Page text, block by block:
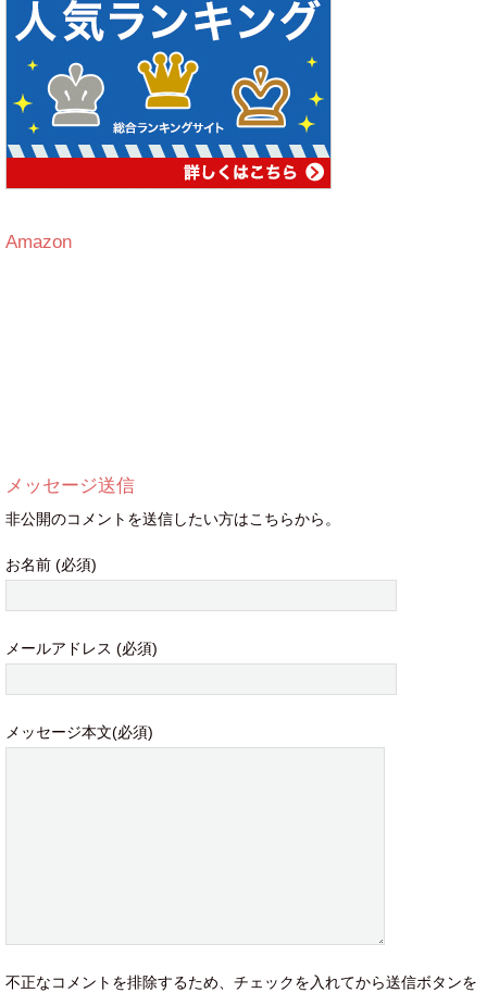
Amazon
メッセージ送信
非公開のコメントを送信したい方はこちらから。
お名前 (必須)
メールアドレス (必須)
メッセージ本文(必須)
不正なコメントを排除するため、チェックを入れてから送信ボタンを